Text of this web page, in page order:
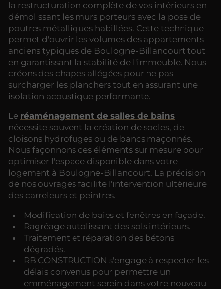
la restructuration complète de vos intérieurs en
démolissant les murs porteurs avec la pose de
poutres métalliques habillées. Cette technique
permet d'ouvrir les volumes des appartements
anciens typiques de Boulogne-Billancourt tout
en garantissant la stabilité de l'immeuble. Nous
créons des chapes allégées pour ne pas
surcharger les planchers tout en assurant une
isolation acoustique performante.
Le réaménagement de salles de bains
nécessite souvent la création de socles, de
cloisons hydrofuges ou de bancs maçonnés.
Nous façonnons ces éléments sur mesure pour
optimiser l'espace disponible dans votre
logement à Boulogne-Billancourt. La précision
de nos ouvrages facilite l'intervention ultérieure
des carreleurs et peintres.
Modification de baies et fenêtres en façade.
Ragréage autolissant des sols intérieurs.
Traitement et réparation des bétons
dégradés.
RB CONSTRUCTION s'engage à respecter les
délais convenus pour permettre un
emménagement serein dans votre nouveau